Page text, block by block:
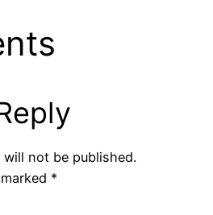
will not be published.
*